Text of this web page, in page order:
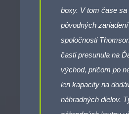
boxy. V tom čase sa
pôvodných zariadení
spoločnosti
časti presunula na
východ, pričom po
len kapacity na
náhradných dielov.